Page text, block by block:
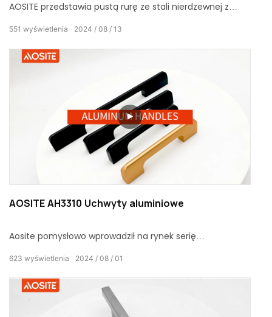
AOSITE przedstawia pustą rurę ze stali nierdzewnej z
pustą stopą ze stopu, która łączy w sobie trwałość i
2024 08 13
551 wyświetlenia
AOSITE AH3310 Uchwyty aluminiowe
Aosite pomysłowo wprowadził na rynek serię
materiały.
2024 08 01
623 wyświetlenia